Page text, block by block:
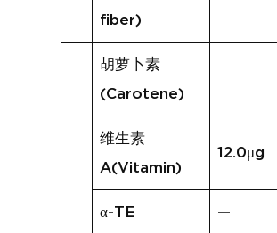
fiber)
胡萝卜素
(Carotene)
维生素
A(Vitamin)
12.0μg
α-TE —